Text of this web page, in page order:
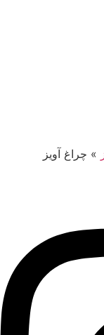
» چراغ آویز